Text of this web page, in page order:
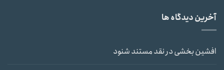
آخرین دیدگاه ها
افشین بخشیدرنقد مستند شنود